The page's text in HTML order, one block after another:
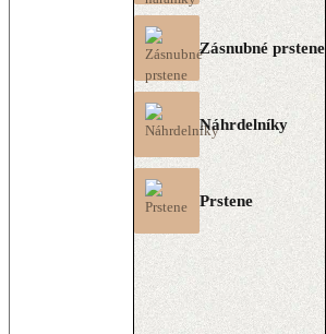
Zásnubné prstene
Náhrdelníky
Prstene